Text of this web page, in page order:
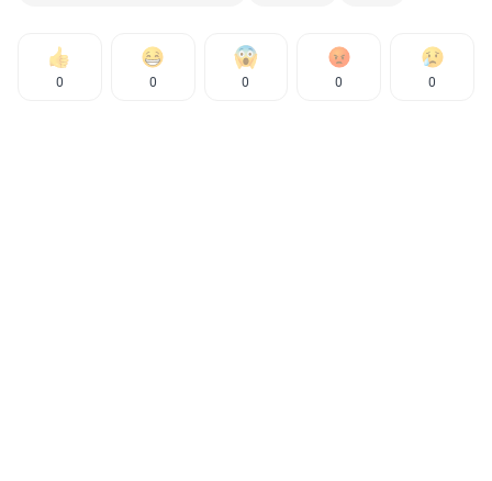
0 0 0 0 0